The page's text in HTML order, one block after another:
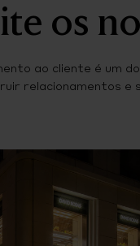
os
ao cliente é um
relacionamentos e